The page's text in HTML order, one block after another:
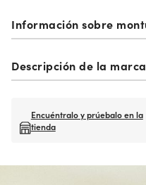
Información sobre
Descripción de la marca
Encuéntralo y prúebalo en la
tienda